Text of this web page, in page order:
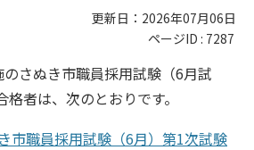
更新日：2026年07月06日
ページID : 7287
さぬき市職員採用試験（6月試
者は、次のとおりです。
市職員採用試験（6月）第1次試験